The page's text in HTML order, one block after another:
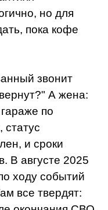
но для
пока кофе
звонит
А жена:
по
статус
и сроки
В августе 2025
ходу событий
все твердят: